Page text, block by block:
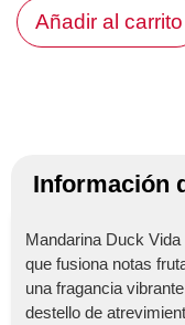
Añadir al carrito
Información
Mandarina Duck
que fusiona notas
una fragancia
destello de